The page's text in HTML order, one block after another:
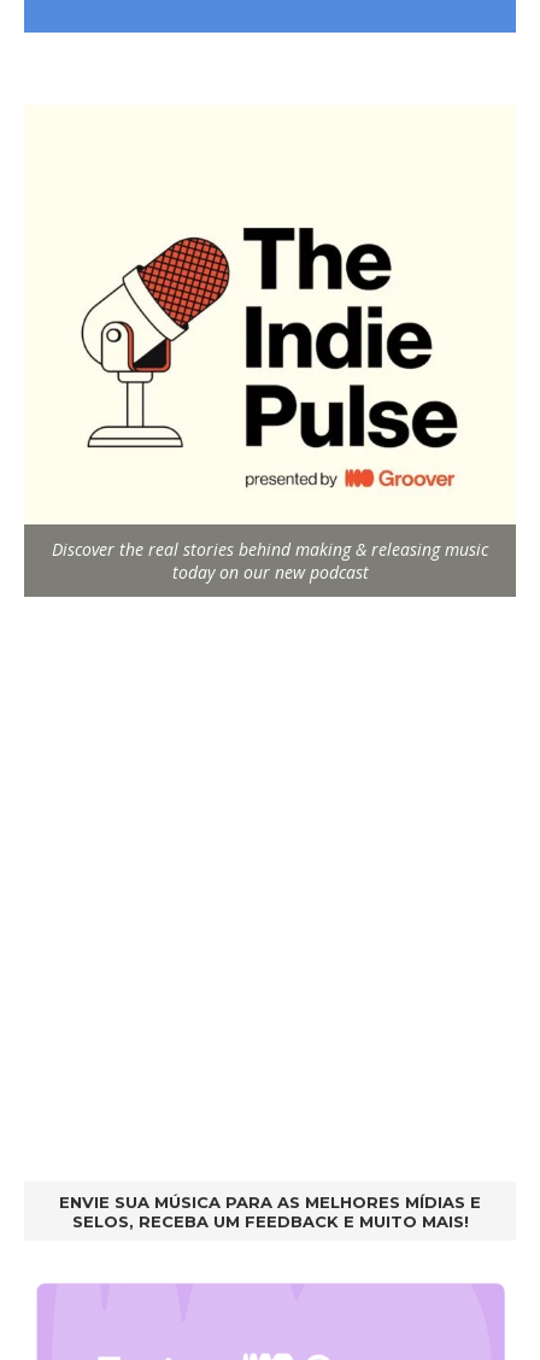
Discover the real stories behind making & releasing music
today on our new podcast
ENVIE SUA MÚSICA PARA AS MELHORES MÍDIAS E
SELOS, RECEBA UM FEEDBACK E MUITO MAIS!